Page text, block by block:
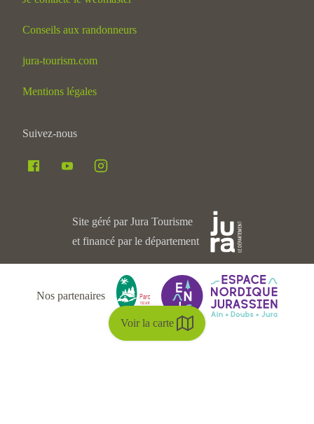
Voir la carte
Conseils aux randonneurs
jura-tourism.com
Mentions légales
Suivez-nous
Site géré par Jura Tourisme
et financé par le département
Nos partenaires